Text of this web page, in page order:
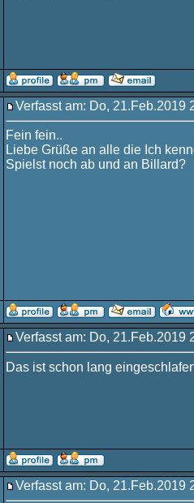
Verfasst am: Do, 21.Feb.2019
Fein fein..
Liebe Grüße an alle die Ich
Spielst noch ab und an Billard?
Verfasst am: Do, 21.Feb.2019
Das ist schon lang
Verfasst am: Do, 21.Feb.2019